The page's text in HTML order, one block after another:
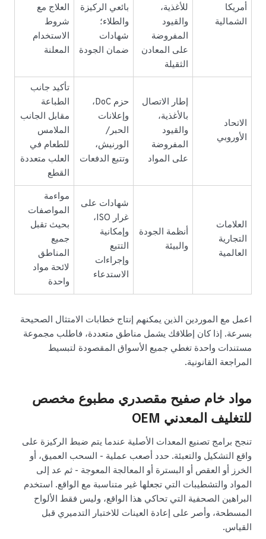
أمريكا
الشمالية
للأغذية،
والقيود
المفروضة
على المعادن
الثقيلة
بائعي الركيزة
والطلاء؛
شهادات
ضمان الجودة
العلاج مع
شروط
الاستخدام
المعلنة
الاتحاد
الأوروبي
إطار الاتصال
بالأغذية،
والقيود
المفروضة
على المواد
حزم DoC،
وإعلانات
الحبر/
الورنيش،
وتتبع الدفعات
تأكيد جانب
الطباعة
مقابل الجانب
الملامس
للطعام في
العلب متعددة
القطع
العلامات
التجارية
العالمية
أنظمة الجودة
والبيئة
شهادات على
غرار ISO،
وإمكانية
التتبع
وإجراءات
الاستدعاء
مواءمة
المواصفات
بحيث تقبل
جميع
المناطق
لائحة مواد
واحدة
اعمل مع الموردين الذين يمكنهم إنتاج خطابات الامتثال الصحيحة
بسرعة. إذا كان إطلاقك يشمل مناطق متعددة، فاطلب مجموعة
مستندات واحدة تغطي جميع الأسواق المقصودة لتبسيط
المراجعة القانونية.
مواد خام صفيح مقصدري مطبوع مخصص
للتغليف المعدني OEM
تنجح برامج تصنيع المعدات الأصلية عندما يتم ضبط الركيزة على
واقع التشكيل والتعبئة. حدد أصعب عملية - السحب العميق، أو
الخرز أو العقص أو البسترة أو المعالجة المعوجة - ثم عد إلى
المواد والتشطيبات التي تجعلها غير متناسبة مع الواقع. استخدم
البراهين الصحفية التي تحاكي هذا الواقع، وليس فقط الألواح
المسطحة، وأصر على إعادة العينات للاختبار التدميري قبل
القياس.